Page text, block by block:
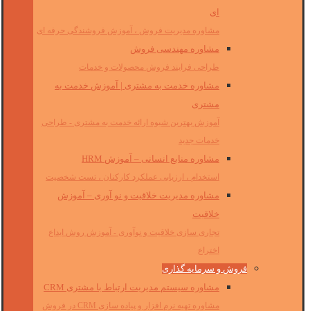
ای
مشاوره مدیریت فروش ، آموزش فروشندگی حرفه ای
مشاوره مهندسی فروش
طراحی فرایند فروش محصولات و خدمات
مشاوره خدمت به مشتری | آموزش خدمت به
مشتری
آموزش بهترین شیوه ارائه خدمت به مشتری - طراحی
خدمات جدید
مشاوره منابع انسانی – آموزش HRM
استخدام ، ارزیابی عملکرد کارکنان ، تست شخصیت
مشاوره مدیریت خلاقیت و نو آوری – آموزش
خلاقیت
تجاری سازی خلاقیت و نوآوری - آموزش روش ابداع
اختراع
فروش و سرمایه گذاری
مشاوره سیستم مدیریت ارتباط با مشتری CRM
مشاوره تهیه نرم افزار و پیاده سازی CRM در فروش